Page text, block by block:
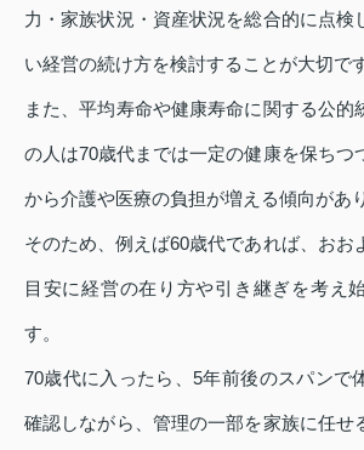
力・家族状況・資産状況を総合的に点検
い経営の続け方を検討することが大切です
また、平均寿命や健康寿命に関する公的
の人は70歳代までは一定の健康を保ちつ
から介護や医療の負担が増える傾向があ
そのため、例えば60歳代であれば、おお
目安に経営の在り方や引き継ぎを考え
す。
70歳代に入ったら、5年前後のスパンで
確認しながら、管理の一部を家族に任せ